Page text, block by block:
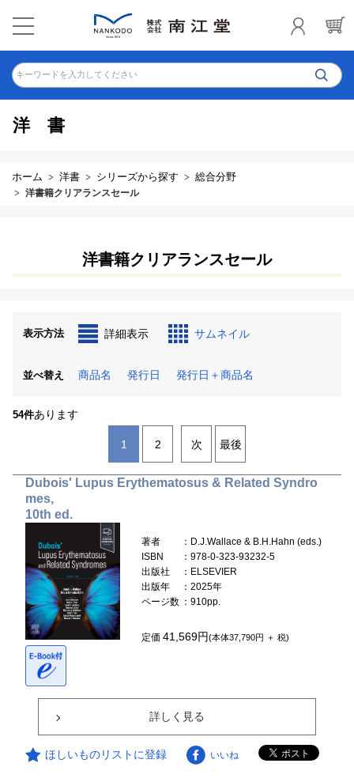
キーワードを入力してください
洋書
ホーム 洋書 シリーズから探す 総合分野
洋書籍クリアランスセール
洋書籍クリアランスセール
表示方法 詳細表示 サムネイル
並べ替え 商品名 発行日 発行日＋商品名
54件あります
1 2 次 最後
Dubois' Lupus Erythematosus & Related Syndro
mes,
10th ed.
著者
：D.J.Wallace & B.H.Hahn (eds.)
ISBN
：978-0-323-93232-5
出版社
：ELSEVIER
出版年
：2025年
ページ数 ：910pp.
定価41,569円(本体37,790円 ＋ 税)
詳しく見る
ほしいものリストに登録 いいね